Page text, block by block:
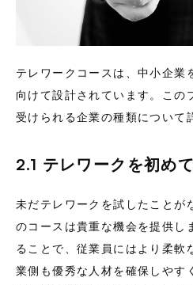
テレワークコースは、中小企業
向けて設計されています。この
受けられる企業の種類について
2.1 テレワークを初め
未だテレワークを試したことが
のコースは貴重な機会を提供し
ることで、従業員にはより柔軟
業側も優秀な人材を確保しやす